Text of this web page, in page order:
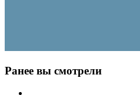
Ранее вы смотрели